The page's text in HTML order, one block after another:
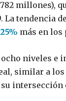
millones),
La tendencia
más en los
niveles e
similar a
su